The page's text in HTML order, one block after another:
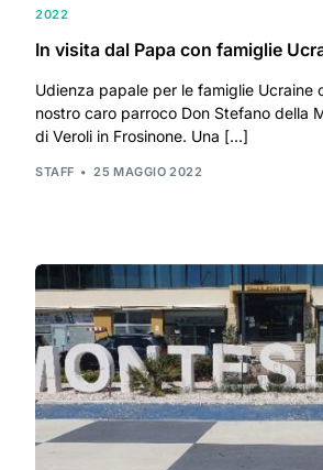
2022
In visita dal Papa con famiglie
Udienza papale per le famiglie Ucraine
nostro caro parroco Don Stefano della
di Veroli in Frosinone. Una […]
STAFF 25 MAGGIO 2022